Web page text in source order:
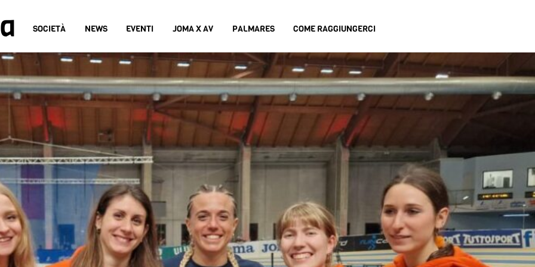
SOCIETÀ NEWS EVENTI JOMA X AV PALMARES COME RAGGIUNGERCI